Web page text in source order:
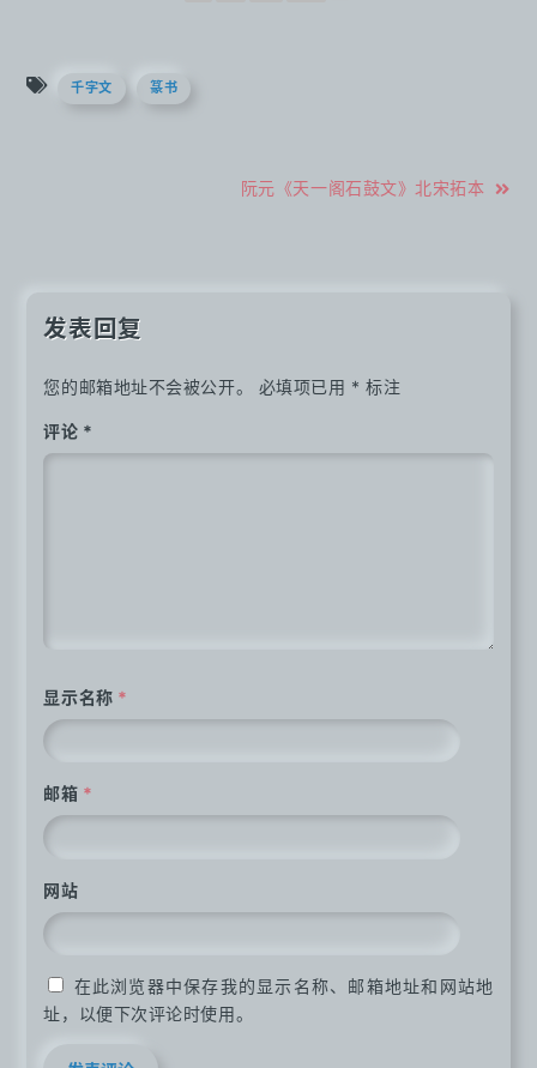
千字文 篆书
航
阮元《天一阁石鼓文》北宋拓本
发表回复
您的邮箱地址不会被公开。 必填项已用 * 标注
评论 *
显示名称 *
邮箱 *
网站
在此浏览器中保存我的显示名称、邮箱地址和网站地
址，以便下次评论时使用。